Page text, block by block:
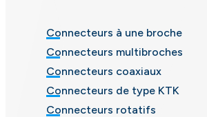
Connecteurs à une broche
Connecteurs multibroches
Connecteurs coaxiaux
Connecteurs de type KTK
Connecteurs rotatifs